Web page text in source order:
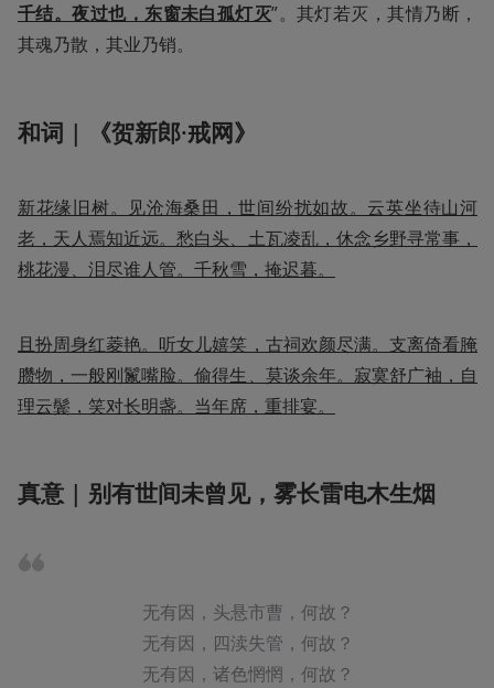
千结。夜过也，东窗未白孤灯灭”。其灯若灭，其情乃断，
其魂乃散，其业乃销。
和词 | 《贺新郎·戒网》
新花缘旧树。见沧海桑田，世间纷扰如故。云英坐待山河
老，天人焉知近远。愁白头、土瓦凌乱，休念乡野寻常事，
桃花漫、泪尽谁人管。千秋雪，掩迟暮。
且扮周身红菱艳。听女儿嬉笑，古祠欢颜尽满。支离倚看腌
臜物，一般刚鬣嘴脸。偷得生、莫谈余年。寂寞舒广袖，自
理云鬓，笑对长明盏。当年席，重排宴。
真意 | 别有世间未曾见，雾长雷电木生烟
无有因，头悬市曹，何故？
无有因，四渎失管，何故？
无有因，诸色惘惘，何故？